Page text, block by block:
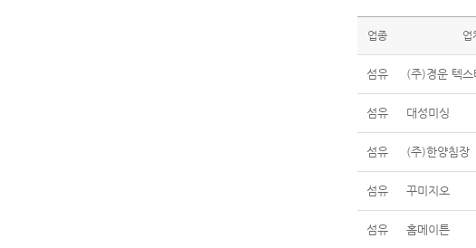
업종 업
섬유 (주)경운 텍스
섬유 대성미싱
섬유 (주)한양침장
섬유 꾸미지오
섬유 홈메이튼